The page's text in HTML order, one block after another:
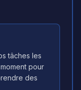
tâches les
pour
des